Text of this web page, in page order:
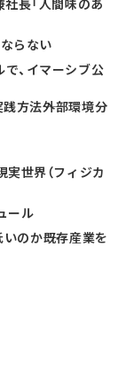
らない
、イマーシブ公
方法――外部環境分
世界（フィジカ
ール
のか――既存産業を